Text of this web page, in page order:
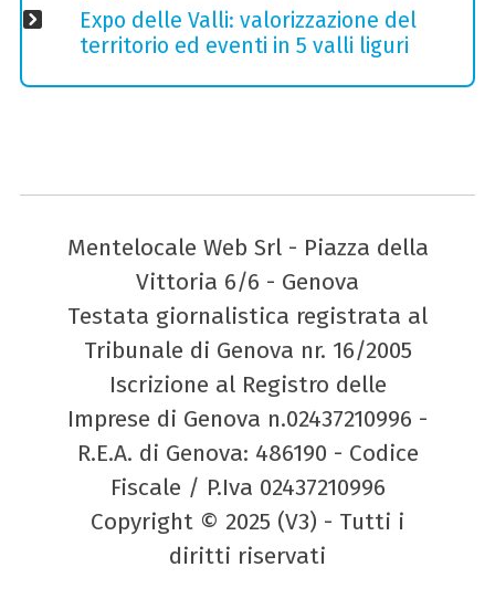
Expo delle Valli: valorizzazione del
territorio ed eventi in 5 valli liguri
Mentelocale Web Srl - Piazza della
Vittoria 6/6 - Genova
Testata giornalistica registrata al
Tribunale di Genova nr. 16/2005
Iscrizione al Registro delle
Imprese di Genova n.02437210996 -
R.E.A. di Genova: 486190 - Codice
Fiscale / P.Iva 02437210996
Copyright © 2025 (V3) - Tutti i
diritti riservati